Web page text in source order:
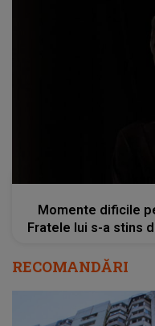
Momente dificile
Fratele lui s-a stins
RECOMANDĂRI